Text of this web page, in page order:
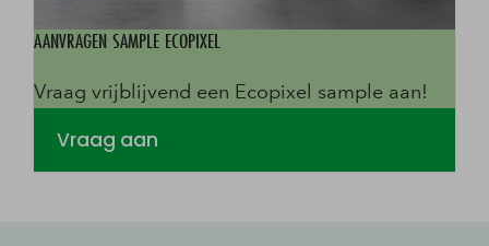
AANVRAGEN SAMPLE ECOPIXEL
Vraag vrijblijvend een Ecopixel sample aan!
Vraag aan